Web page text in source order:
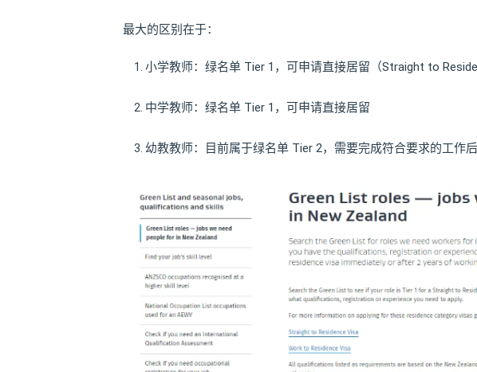
最大的区别在于：
小学教师：绿名单 Tier 1，可申请直接居留（Straight to
中学教师：绿名单 Tier 1，可申请直接居留
幼教教师：目前属于绿名单 Tier 2，需要完成符合要求的工作后